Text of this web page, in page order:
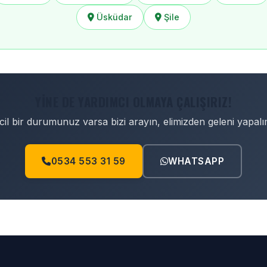
Üsküdar Şile
bir durumunuz varsa bizi arayın, elimizden geleni
0534 553 31 59 WHATSAPP